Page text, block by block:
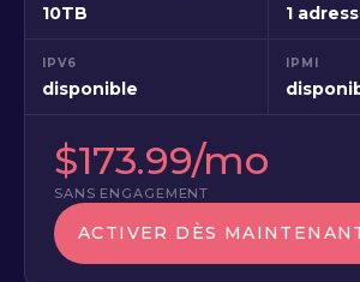
10TB 1
IPV6
disponible
IPMI
$173.99/mo
SANS ENGAGEMENT
ACTIVER DÈS